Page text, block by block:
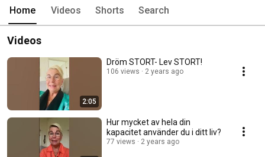
Home Videos Shorts Search
Videos
2:05
Dröm STORT- Lev STORT!
106 views 2 years ago
Hur mycket av hela din
kapacitet använder du i ditt liv?
77 views 2 years ago